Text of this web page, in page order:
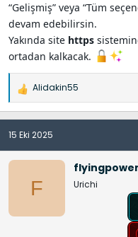
“Gelişmiş” veya “Tüm
devam edebilirsin.
Yakında site https
ortadan kalkacak.
İ
a
d
e
Alidakin55
15 Eki 2025
F
flyingpower
Urichi